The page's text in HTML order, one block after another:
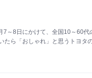
7～8日にかけて、全国10～60
たら「おしゃれ」と思うトヨ